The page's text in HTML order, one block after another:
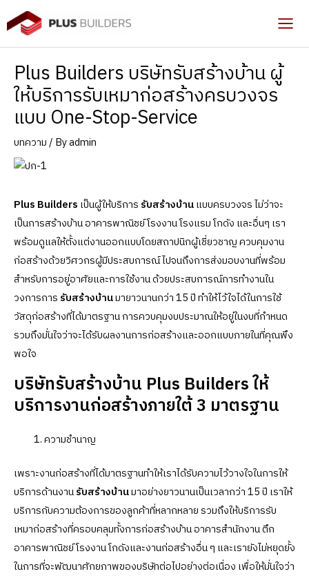
to
content
Plus Builders บริษัทรับสร้างบ้าน ผู้
ให้บริการรับเหมาก่อสร้างครบวงจร
แบบ One-Stop-Service
บทความ/ Byadmin
Plus Builders เป็นผู้ให้บริการ รับสร้างบ้านแบบครบวงจร ไม่ว่าจะ
เป็นการสร้างบ้าน อาคารพาณิชย์ โรงงาน โรงแรม โกดัง และอื่นๆ เรา
พร้อมดูแลให้ตั้งแต่งานออกแบบโดยสถาปนิกผู้เชี่ยวชาญ ควบคุมงาน
ก่อสร้างด้วยวิศวกรผู้มีประสบการณ์ ไปจนถึงการส่งมอบงานที่พร้อม
สำหรับการอยู่อาศัยและการใช้งาน ด้วยประสบการณ์การทำงานใน
วงการการ รับสร้างบ้านมายาวนานกว่า 15 ปี ทำให้ไว้ใจได้ในการใช้
วัสดุก่อสร้างที่ได้มาตรฐาน การควบคุมงบประมาณให้อยู่ในงบที่กำหนด
รวมถึงมั่นใจว่าจะได้รับผลงานการก่อสร้างและออกแบบภายในที่คุณพึง
พอใจ
บริษัทรับสร้างบ้าน Plus Builders ให้
บริการงานก่อสร้างภายใต้ 3 มาตรฐาน
ความชำนาญ
เพราะงานก่อสร้างที่ได้มาตรฐานทำให้เราได้รับความไว้วางใจในการให้
บริการด้านงานรับสร้างบ้านมาอย่างยาวนานเป็นเวลากว่า 15 ปี เราให้
บริการกับความต้องการของลูกค้าที่หลากหลาย รวมถึงให้บริการรับ
เหมาก่อสร้างที่ครอบคลุมทั้งการก่อสร้างบ้าน อาคารสำนักงาน ตึก
อาคารพาณิชย์ โรงงาน โกดังและงานก่อสร้างอื่น ๆ และเรายังไม่หยุดยั้ง
ในการที่จะพัฒนาศักยภาพของบริษัทต่อไปอย่างต่อเนื่อง เพื่อให้มั่นใจว่า